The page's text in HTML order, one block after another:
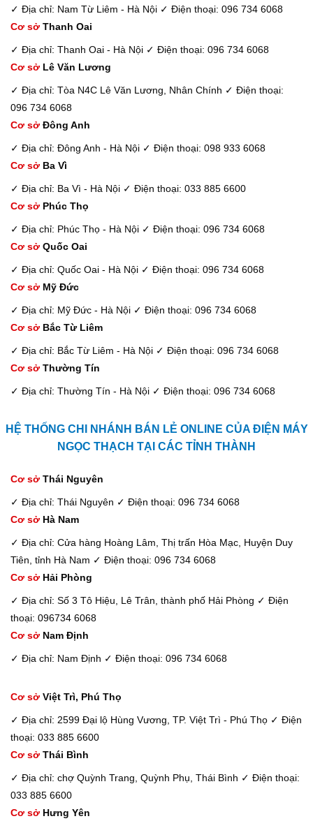
✓ Địa chỉ: Nam Từ Liêm - Hà Nội ✓ Điện thoại: 096 734 6068
Cơ sở Thanh Oai
✓ Địa chỉ: Thanh Oai - Hà Nội ✓ Điện thoại: 096 734 6068
Cơ sở Lê Văn Lương
✓ Địa chỉ: Tòa N4C Lê Văn Lương, Nhân Chính ✓ Điện thoại:
096 734 6068
Cơ sở Đông Anh
✓ Địa chỉ: Đông Anh - Hà Nội ✓ Điện thoại: 098 933 6068
Cơ sở Ba Vì
✓ Địa chỉ: Ba Vì - Hà Nội ✓ Điện thoại: 033 885 6600
Cơ sở Phúc Thọ
✓ Địa chỉ: Phúc Thọ - Hà Nội ✓ Điện thoại: 096 734 6068
Cơ sở Quốc Oai
✓ Địa chỉ: Quốc Oai - Hà Nội ✓ Điện thoại: 096 734 6068
Cơ sở Mỹ Đức
✓ Địa chỉ: Mỹ Đức - Hà Nội ✓ Điện thoại: 096 734 6068
Cơ sở Bắc Từ Liêm
✓ Địa chỉ: Bắc Từ Liêm - Hà Nội ✓ Điện thoại: 096 734 6068
Cơ sở Thường Tín
✓ Địa chỉ: Thường Tín - Hà Nội ✓ Điện thoại: 096 734 6068
HỆ THỐNG CHI NHÁNH BÁN LẺ ONLINE CỦA ĐIỆN MÁY
NGỌC THẠCH TẠI CÁC TỈNH THÀNH
Cơ sở Thái Nguyên
✓ Địa chỉ: Thái Nguyên ✓ Điện thoại: 096 734 6068
Cơ sở Hà Nam
✓ Địa chỉ: Cửa hàng Hoàng Lâm, Thị trấn Hòa Mạc, Huyện Duy
Tiên, tỉnh Hà Nam ✓ Điện thoại: 096 734 6068
Cơ sở Hải Phòng
✓ Địa chỉ: Số 3 Tô Hiệu, Lê Trân, thành phố Hải Phòng ✓ Điện
thoại: 096734 6068
Cơ sở Nam Định
✓ Địa chỉ: Nam Định ✓ Điện thoại: 096 734 6068
Cơ sở Việt Trì, Phú Thọ
✓ Địa chỉ: 2599 Đại lộ Hùng Vương, TP. Việt Trì - Phú Thọ ✓ Điện
thoại: 033 885 6600
Cơ sở Thái Bình
✓ Địa chỉ: chợ Quỳnh Trang, Quỳnh Phụ, Thái Bình ✓ Điện thoại:
033 885 6600
Cơ sở Hưng Yên